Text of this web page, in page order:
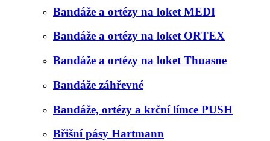
Bandáže a ortézy na loket MEDI
Bandáže a ortézy na loket ORTEX
Bandáže a ortézy na loket Thuasne
Bandáže záhřevné
Bandáže, ortézy a krční límce PUSH
Břišní pásy Hartmann